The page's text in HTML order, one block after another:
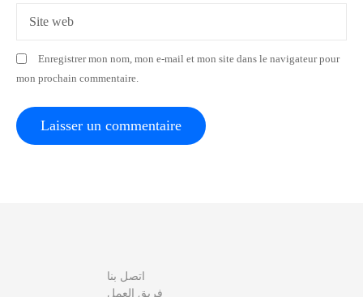
t
i
c
l
Site web
Enregistrer mon nom, mon e-mail et mon site dans le navigateur pour
mon prochain commentaire.
اتصل بنا
فريق العمل